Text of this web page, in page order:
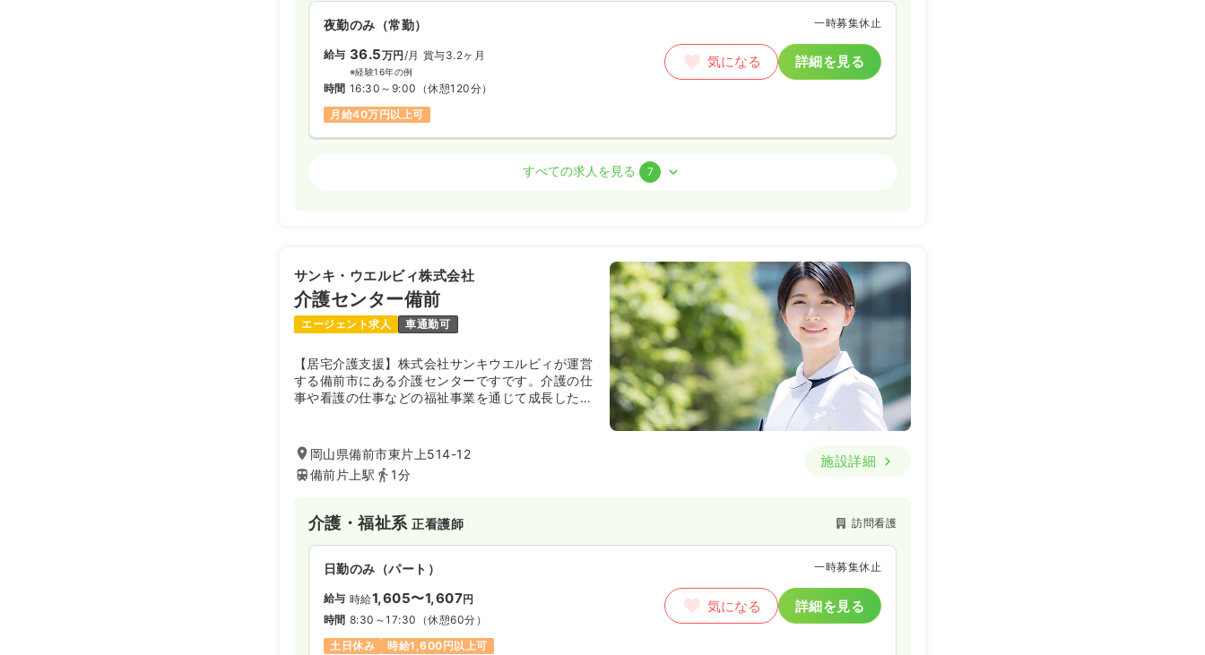
夜勤のみ（常勤） 一時募集休止
給与 36.5万円 /月 賞与3.2ヶ月
※経験16年の例
時間 16:30～9:00 （休憩120分）
月給40万円以上可
気になる 詳細を見る
時間 9:00～18:00（休憩60分）
日祝休み
月給30万円以上可
日勤のみ（パート）
給与 時給1,300〜1,400円
気になる 詳細を見る
給与 18.9〜26.7万円
時間 9:00～18:00（休憩60分）
日祝休み
4週8休以上 オンコールあり
月給26万円以上可
詳細を見る
すべての求人を見る 7
サンキ・ウエルビィ株式会社
介護センター備前
エージェント求人 車通勤可
【居宅介護支援】株式会社サンキウエルビィが運営
する備前市にある介護センターですです。介護の仕
事や看護の仕事などの福祉事業を通じて成長したい
岡山県備前市東片上514-12
備前片上駅
1分
施設詳細
介護・福祉系正看護師 訪問看護
日勤のみ（パート） 一時募集休止
給与 時給1,605〜1,607円
時間 8:30～17:30 （休憩60分）
土日休み
時給1,600円以上可
気になる 詳細を見る